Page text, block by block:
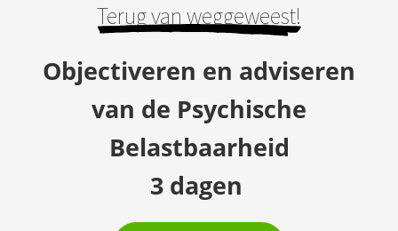
Terug van weggeweest!
Objectiveren en adviseren
van de Psychische
Belastbaarheid
3 dagen